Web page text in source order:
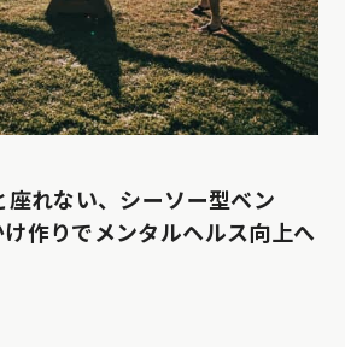
座れない、シーソー型ベン
作りでメンタルヘルス向上へ